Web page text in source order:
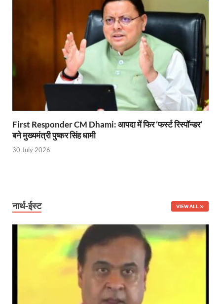
AI Start-Ups: प्रधानमंत्री ने भारतीय एआई स्टार्टअप्स
Hindi Salahkar Samiti: विधि एवं न्याय मंत्रालय विधायी
PANKHUDI Portal: पंखुड़ी पोर्टल का शुभारंभ,जानें क्या
Gram Panchayat Adhar: ग्राम पंचायतों में भी बनेगा
Uttarakhand Young Leaders Dialogue: विकसित
Demand for Review of FRK Policy: ऍफ़आरके नीति
Ram Mandir Control Room: राम मंदिर की सुरक्षा
National Highway Project: मुख्यमंत्री राज्य की
Vande Bharat Sleeper Train: वंदे भारत स्लीपर ट्रेन
Khelo India Tribes Games: देश में पहली बार हो रहे
CM Yogi Review Meeting: राजस्व के सभी मामलों का
छत्तीसगढ़ को मिला खेलो इंडिया ट्राइबल गेम्स, 14 फरवरी
First Responder CM Dhami: आपदा में फिर ‘फर्स्ट रिस्पॉन्डर’
बने मुख्यमंत्री पुष्कर सिंह धामी
30 July 2026
नार्थ-ईस्ट VIEW ALL